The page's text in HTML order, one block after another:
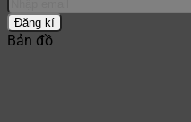
Bản đồ